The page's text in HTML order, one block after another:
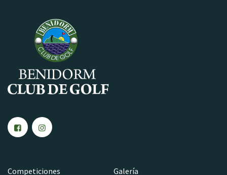
Competiciones Galería